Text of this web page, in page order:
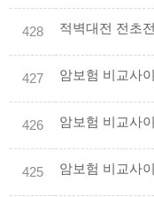
428 적벽대전 전초전
427
426
425